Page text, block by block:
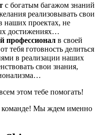
с богатым багажом знаний
реализовывать свои
наших проектах, не
достижениях…
профессионал в своей
тебя готовность делиться
в реализации наших
свои знания,
этом тебе помогать!
команде! Мы ждем именно